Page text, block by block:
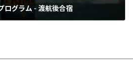
ログラム - 渡航後合宿